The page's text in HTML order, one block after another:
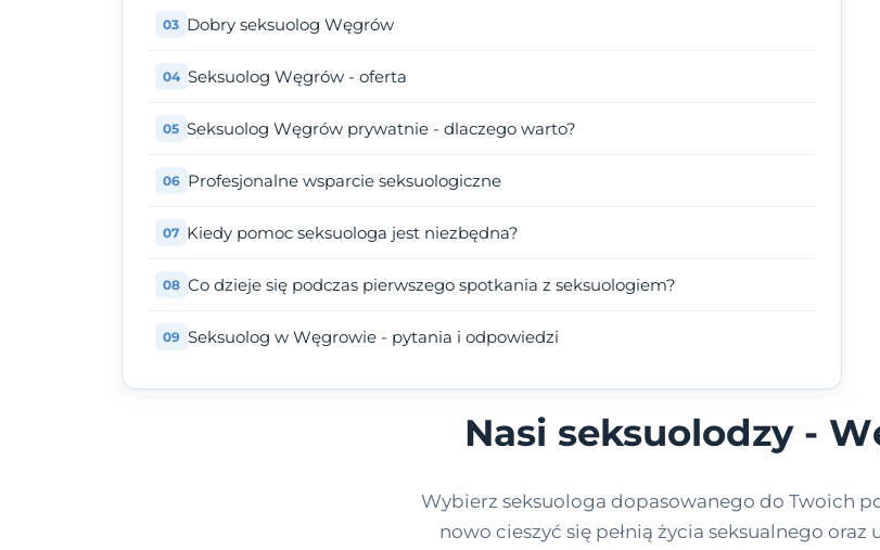
Dobry seksuolog Węgrów
Seksuolog Węgrów - oferta
Seksuolog Węgrów prywatnie - dlaczego warto?
Profesjonalne wsparcie seksuologiczne
Kiedy pomoc seksuologa jest niezbędna?
Co dzieje się podczas pierwszego spotkania z seksuologiem?
Seksuolog w Węgrowie - pytania i odpowiedzi
Nasi seksuolodzy -
Wybierz seksuologa dopasowanego do Twoich
nowo cieszyć się pełnią życia seksualnego oraz